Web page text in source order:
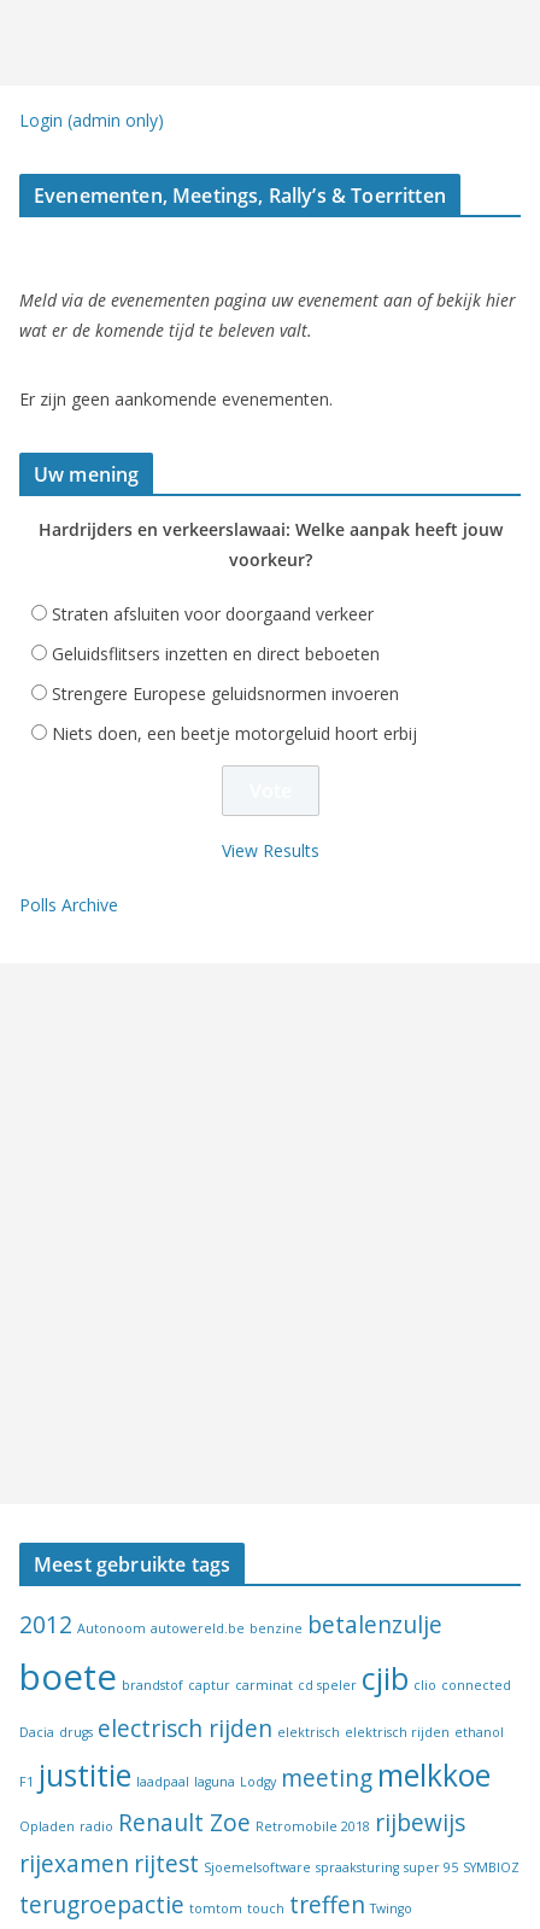
Login (admin only)
Evenementen, Meetings, Rally’s & Toerritten
Meld via de evenementen pagina uw evenement aan of bekijk hier
wat er de komende tijd te beleven valt.
Er zijn geen aankomende evenementen.
Uw mening
Hardrijders en verkeerslawaai: Welke aanpak heeft jouw
voorkeur?
Straten afsluiten voor doorgaand verkeer
Geluidsflitsers inzetten en direct beboeten
Strengere Europese geluidsnormen invoeren
Niets doen, een beetje motorgeluid hoort erbij
View Results
Polls Archive
Meest gebruikte tags
2012 Autonoom autowereld.be benzine betalenzulje
boete brandstof captur carminat cd speler cjib clio connected
Dacia drugs electrisch rijden elektrisch elektrisch rijden ethanol
F1 justitie laadpaal laguna Lodgy meeting melkkoe
Opladen radio Renault Zoe Retromobile 2018 rijbewijs
rijexamen rijtest Sjoemelsoftware spraaksturing super 95 SYMBIOZ
terugroepactie tomtom touch treffen Twingo